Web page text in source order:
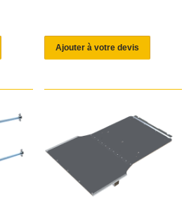
Ajouter à votre devis